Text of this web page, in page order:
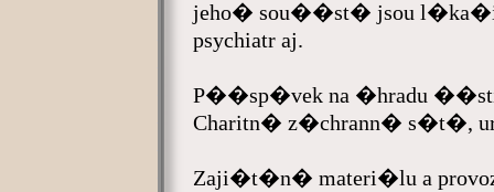
jeho� sou��st� jsou l�ka�i,
psychiatr aj.
P��sp�vek na �hradu
Charitn� z�chrann� s�t�,
Zaji�t�n� materi�lu a